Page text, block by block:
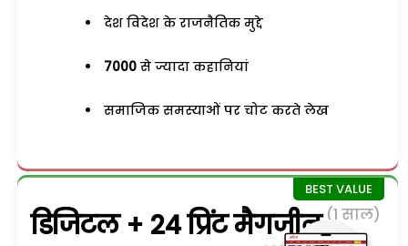
देश विदेश के राजनैतिक मुद्दे
7000 से ज्यादा कहानियां
समाजिक समस्याओं पर चोट करते लेख
डिजिटल + 24 प्रिंट मैगजीन (1 साल)